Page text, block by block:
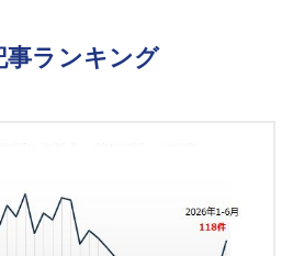
事ランキング